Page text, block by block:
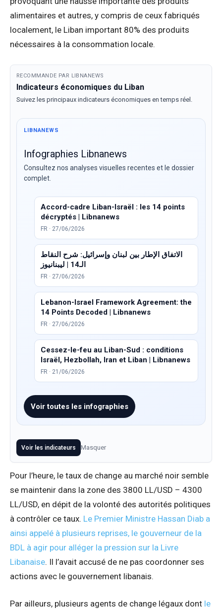
alimentaires et autres, y compris de ceux fabriqués
localement, le Liban important 80% des produits
nécessaires à la consommation locale.
RECOMMANDE PAR LIBNANEWS
Indicateurs économiques du Liban
Suivez les principaux indicateurs économiques en temps réel.
LIBNANEWS
Infographies Libnanews
Consultez nos analyses visuelles recentes et le dossier
complet.
Accord-cadre Liban-Israël : les 14 points
décryptés | Libnanews
FR · 27/06/2026
الاتفاق الإطار بين لبنان وإسرائيل: شرح النقاط
الـ14 | ليبنانيوز
FR · 27/06/2026
Lebanon-Israel Framework Agreement: the
14 Points Decoded | Libnanews
FR · 27/06/2026
Cessez-le-feu au Liban-Sud : conditions
Israël, Hezbollah, Iran et Liban | Libnanews
FR · 21/06/2026
Voir toutes les infographies
Voir les indicateurs Masquer
Pour l’heure, le taux de change au marché noir semble
se maintenir dans la zone des 3800 LL/USD – 4300
LL/USD, en dépit de la volonté des autorités politiques
à contrôler ce taux. Le Premier Ministre Hassan Diab a
ainsi appelé à plusieurs reprises, le gouverneur de la
BDL à agir pour alléger la pression sur la Livre
Libanaise. Il l’avait accusé de ne pas coordonner ses
actions avec le gouvernement libanais.
Par ailleurs, plusieurs agents de change légaux dont le